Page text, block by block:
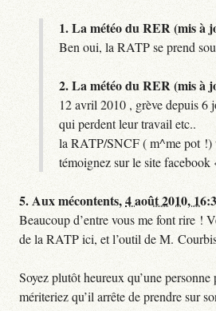
1.La météo du RER (mis à
Ben oui, la RATP se prend
2.La météo du RER (mis à
12 avril 2010 , grève depuis 6
qui perdent leur travail etc..
la RATP/SNCF ( m^me pot !)
témoignez sur le site
5.Aux mécontents,4 août 2010,
Beaucoup d’entre vous me font rire !
de la RATP ici, et l’outil de M.
Soyez plutôt heureux qu’une
mériteriez qu’il arrête de prendre sur